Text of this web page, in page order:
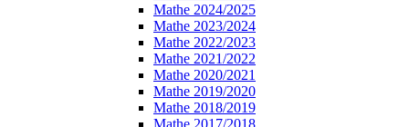
Mathe 2024/2025
Mathe 2023/2024
Mathe 2022/2023
Mathe 2021/2022
Mathe 2020/2021
Mathe 2019/2020
Mathe 2018/2019
Mathe 2017/2018